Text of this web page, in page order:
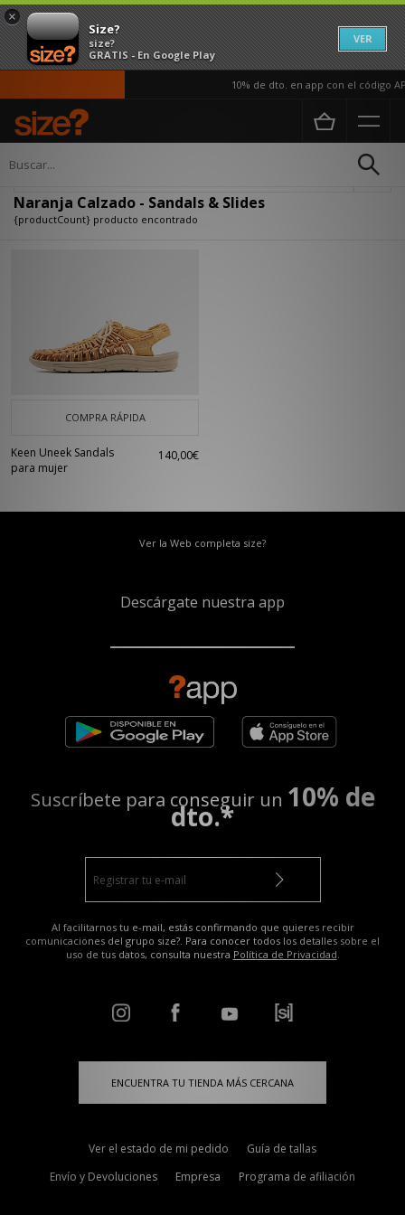
×
Size?
size?
GRATIS - En Google Play
VER
10% de dto. en app con el código
Página principal
Naranja Calzado - Sandals & Slides
{productCount} producto encontrado
COMPRA RÁPIDA
Keen Uneek Sandals
para mujer
140,00€
Ver la Web completa size?
Descárgate nuestra app
Suscríbete para conseguir un 10% de
dto.*
Al facilitarnos tu e-mail, estás confirmando que quieres recibir
comunicaciones del grupo size?. Para conocer todos los detalles sobre el
uso de tus datos, consulta nuestra Política de Privacidad.
ENCUENTRA TU TIENDA MÁS CERCANA
Ver el estado de mi pedido
Guía de tallas
Envío y Devoluciones
Empresa Programa de afiliación